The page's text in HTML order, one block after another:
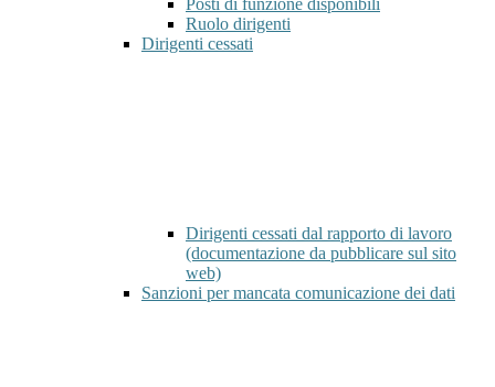
Posti di funzione disponibili
Ruolo dirigenti
Dirigenti cessati
Dirigenti cessati dal rapporto di lavoro
(documentazione da pubblicare sul sito
web)
Sanzioni per mancata comunicazione dei dati